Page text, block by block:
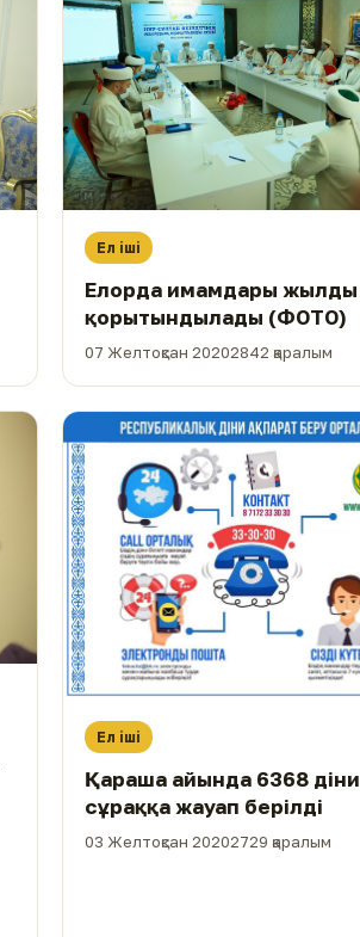
Ел іші
Елорда имамдары жылды
қорытындылады (ФОТО)
07 Желтоқсан 20202842 қаралым
Ел іші
Қараша айында 6368 діни
сұраққа жауап берілді
03 Желтоқсан 20202729 қаралым